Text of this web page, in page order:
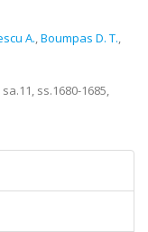
A.,Boumpas D. T.,
sa.11, ss.1680-1685,